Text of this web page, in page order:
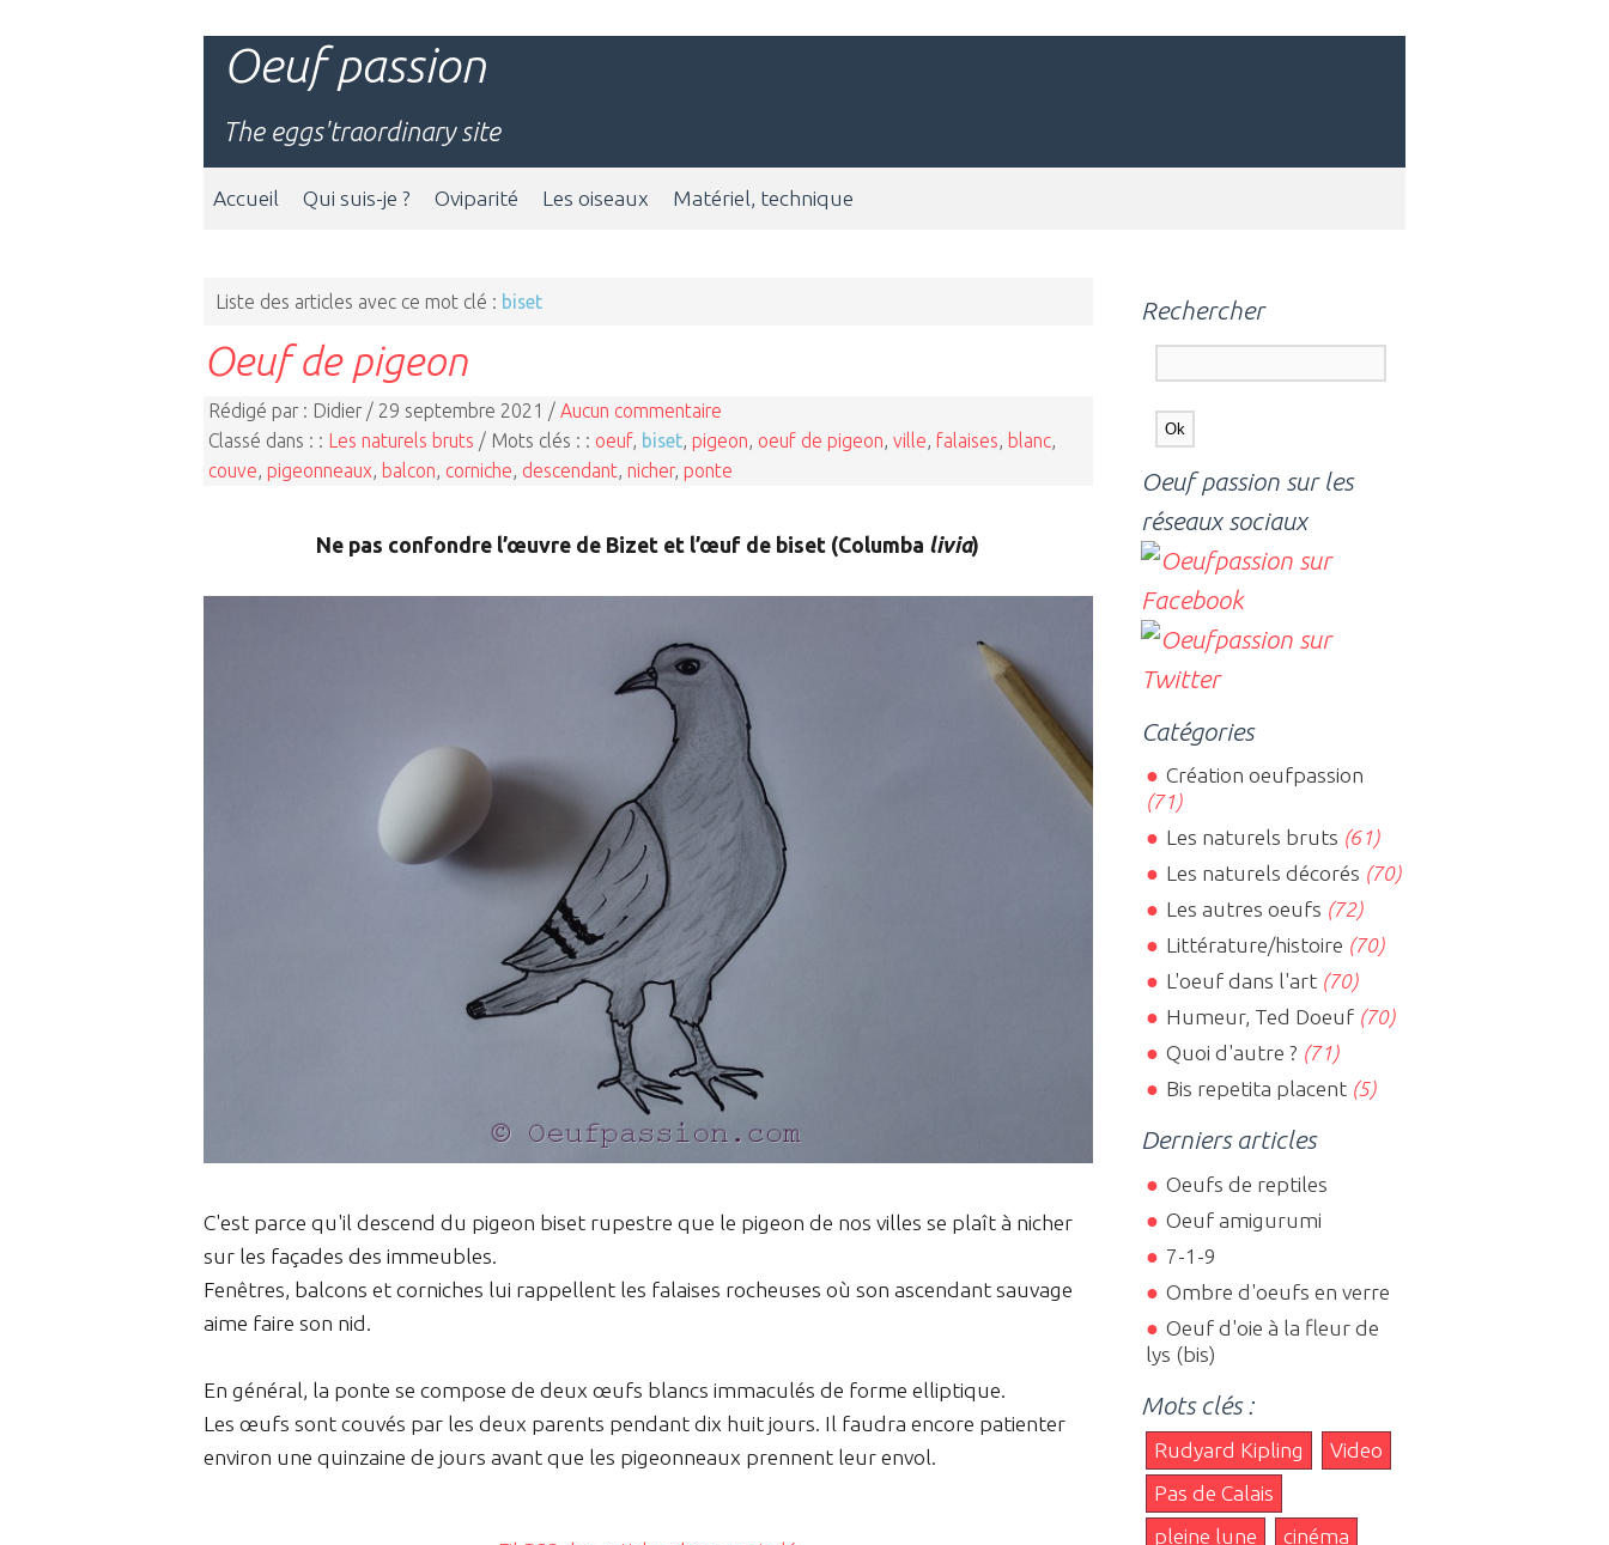
Oeuf passion
The eggs'traordinary site
Accueil Qui suis-je ? Oviparité Les oiseaux Matériel, technique
Liste des articles avec ce mot clé : biset
Oeuf de pigeon
Rédigé par : Didier / 29 septembre 2021 / Aucun commentaire
Classé dans : : Les naturels bruts / Mots clés : : oeuf, biset pigeon oeuf de pigeon ville falaises blanc
couve pigeonneaux balcon corniche descendant nicher, ponte
Ne pas confondre l’œuvre de Bizet et l’œuf de biset (Columba livia)
C'est parce qu'il descend du pigeon biset rupestre que le pigeon de nos villes se plaît à nicher
sur les façades des immeubles.
Fenêtres, balcons et corniches lui rappellent les falaises rocheuses où son ascendant sauvage
aime faire son nid.
En général, la ponte se compose de deux œufs blancs immaculés de forme elliptique.
Les œufs sont couvés par les deux parents pendant dix huit jours. Il faudra encore patienter
environ une quinzaine de jours avant que les pigeonneaux prennent leur envol.
Rechercher
Oeuf passion sur les
réseaux sociaux
Catégories
Création oeufpassion
(71)
Les naturels bruts (61)
Les naturels décorés (70)
Les autres oeufs (72)
Littérature/histoire (70)
L'oeuf dans l'art(70)
Humeur, Ted Doeuf(70)
Quoi d'autre ? (71)
Bis repetita placent(5)
Derniers articles
Oeufs de reptiles
Oeuf amigurumi
7-1-9
Ombre d'oeufs en verre
Oeuf d'oie à la fleur de
lys (bis)
Mots clés :
Rudyard Kipling
Video
Pas de Calais
pleine lune
cinéma